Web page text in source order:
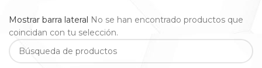
Mostrar barra lateral No se han encontrado productos que
coincidan con tu selección.